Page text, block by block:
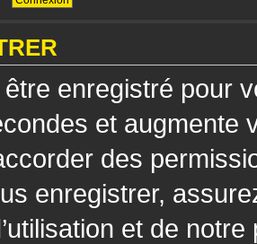
enregistré pour
et augmente
des
enregistrer,
et de